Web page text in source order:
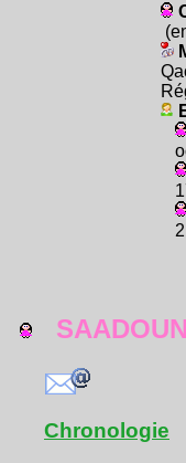
Chronologie